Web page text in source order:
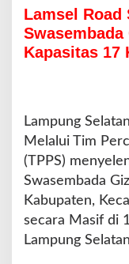
e
l
R
S
o
w
P
g
r
Lamsel Road
Swasembada
Kapasitas 17
Lampung
Melalui Tim
(TPPS)
Swasembada
Kabupaten,
secara Masif di
Lampung